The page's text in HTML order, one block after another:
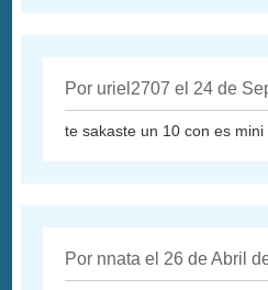
Por uriel2707 el 24 de
te sakaste un 10 con es mini
Por nnata el 26 de Abril